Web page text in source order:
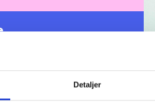
Detaljer
vi viden om den almene
lokalt og nationalt. Vi
alt fra boligbehov til sundhed til
politiske interessevaretagelse. Vi
politiske regulering og synliggøre
samfundet. Vi har en tæt kontakt til
løbende analytisk og politisk
i BL.